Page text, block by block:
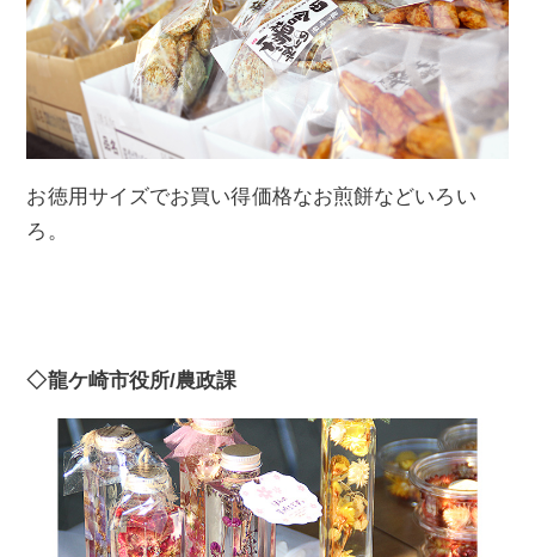
お徳用サイズでお買い得価格なお煎餅などいろい
ろ。
◇龍ケ崎市役所/農政課